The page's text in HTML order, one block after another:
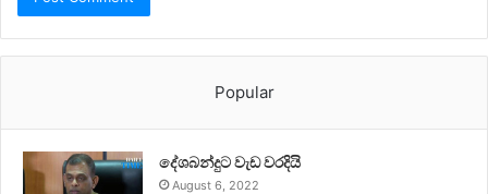
Popular
දේශබන්දුට වැඩ වරදියි
August 6, 2022